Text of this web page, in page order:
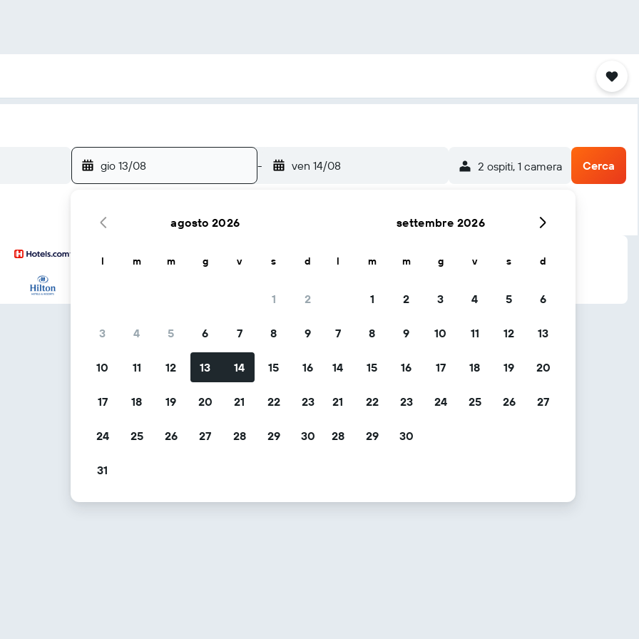
gio 13/08 - ven 14/08 2 ospiti, 1 camera Cerca
agosto 2026
l m m g v s d
1 2
3 4 5 6 7 8 9
10 11 12 13 14 15 16
17 18 19 20 21 22 23
24 25 26 27 28 29 30
31
settembre 2026
l m m g v s d
1 2 3 4 5 6
7 8 9 10 11 12 13
14 15 16 17 18 19 20
21 22 23 24 25 26 27
28 29 30